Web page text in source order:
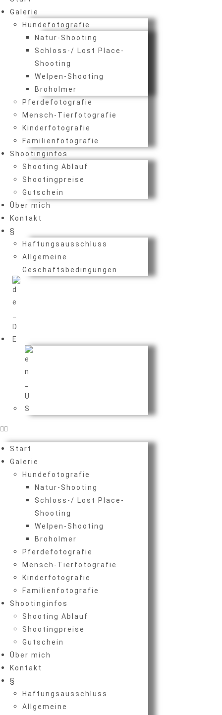
Galerie
Hundefotografie
Natur-Shooting
Schloss-/ Lost Place-
Shooting
Welpen-Shooting
Broholmer
Pferdefotografie
Mensch-Tierfotografie
Kinderfotografie
Familienfotografie
Shootinginfos
Shooting Ablauf
Shootingpreise
Gutschein
Über mich
Kontakt
§
Haftungsausschluss
Allgemeine
Geschäftsbedingungen
Start
Galerie
Hundefotografie
Natur-Shooting
Schloss-/ Lost Place-
Shooting
Welpen-Shooting
Broholmer
Pferdefotografie
Mensch-Tierfotografie
Kinderfotografie
Familienfotografie
Shootinginfos
Shooting Ablauf
Shootingpreise
Gutschein
Über mich
Kontakt
§
Haftungsausschluss
Allgemeine